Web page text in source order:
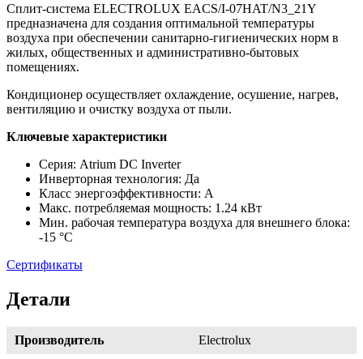
Сплит-система ELECTROLUX EACS/I-07HAT/N3_21Y
предназначена для создания оптимальной температуры
воздуха при обеспечении санитарно-гигиенических норм в
жилых, общественных и административно-бытовых
помещениях.
Кондиционер осуществляет охлаждение, осушение, нагрев,
вентиляцию и очистку воздуха от пыли.
Ключевые характеристики
Серия: Atrium DC Inverter
Инверторная технология: Да
Класс энергоэффективности: A
Макс. потребляемая мощность: 1.24 кВт
Мин. рабочая температура воздуха для внешнего блока:
-15 °С
Сертификаты
Детали
Производитель
Electrolux